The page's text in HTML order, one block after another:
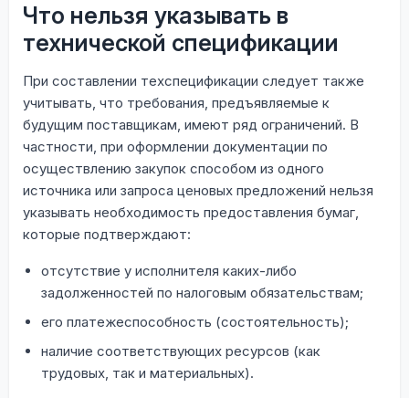
Что нельзя указывать в
технической спецификации
При составлении техспецификации следует также
учитывать, что требования, предъявляемые к
будущим поставщикам, имеют ряд ограничений. В
частности, при оформлении документации по
осуществлению закупок способом из одного
источника или запроса ценовых предложений нельзя
указывать необходимость предоставления бумаг,
которые подтверждают:
отсутствие у исполнителя каких-либо
задолженностей по налоговым обязательствам;
его платежеспособность (состоятельность);
наличие соответствующих ресурсов (как
трудовых, так и материальных).